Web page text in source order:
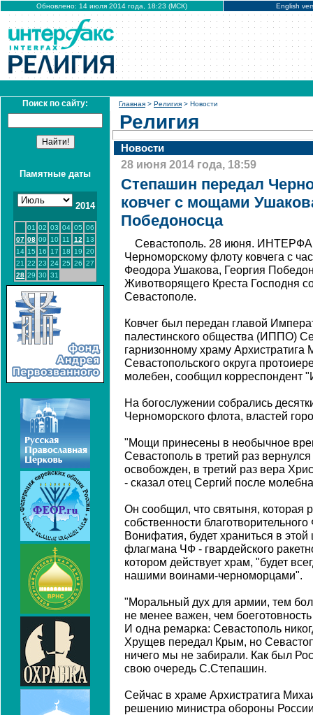
Обновлено: 14 июля 2014 года, 18:23 (МСК) English
Поиск по сайту:
Памятные даты
2014
01 02 03 04 05 06
07 08 09 10 11 12
13
14 15 16 17 18 19 20
21 22 23 24 25 26 27
28 29 30 31
Главная > Религия > Новости
Религия
Новости
28 июня 2014 года, 18:59
Степашин передал
ковчег с мощами
Победоносца
Севастополь. 28 июня.
Черноморскому флоту ковчега с
Феодора Ушакова, Георгия
Животворящего Креста Господня
Севастополе.
Ковчег был передан главой
палестинского общества (ИППО)
гарнизонному храму Архистратига
Севастопольского округа
молебен, сообщил корреспондент
На богослужении собрались
Черноморского флота, властей
"Мощи принесены в необычное
Севастополь в третий раз
освобожден, в третий раз вера
- сказал отец Сергий после
Он сообщил, что святыня, которая
собственности
Вонифатия, будет храниться в
флагмана ЧФ - гвардейского
котором действует храм, "будет
нашими воинами-черноморцами".
"Моральный дух для армии, тем
не менее важен, чем
И одна ремарка: Севастополь
Хрущев передал Крым, но
ничего мы не забирали. Как был
свою очередь С.Степашин.
Сейчас в храме Архистратига
решению министра обороны